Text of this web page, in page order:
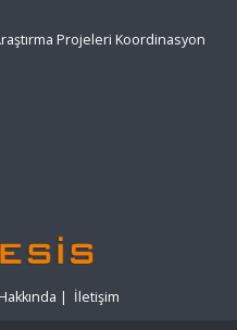
Projeleri Koordinasyon
| İletişim